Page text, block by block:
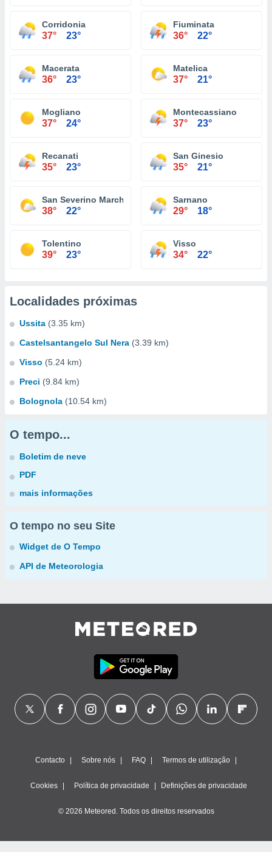
Corridonia
37° 23°
Fiuminata
36° 22°
Macerata
36° 23°
Matelica
37° 21°
Mogliano
37° 24°
Montecassiano
37° 23°
Recanati
35° 23°
San Ginesio
35° 21°
San Severino Marche
38° 22°
Sarnano
29° 18°
Tolentino
39° 23°
Visso
34° 22°
Localidades próximas
Ussita (3.35 km)
Castelsantangelo Sul Nera (3.39 km)
Visso (5.24 km)
Preci (9.84 km)
Bolognola (10.54 km)
O tempo...
Boletim de neve
PDF
mais informações
O tempo no seu Site
Widget de O Tempo
API de Meteorologia
Contacto Sobre nós FAQ Termos de utilização
Cookies Política de privacidade Definições de privacidade
© 2026 Meteored. Todos os direitos reservados